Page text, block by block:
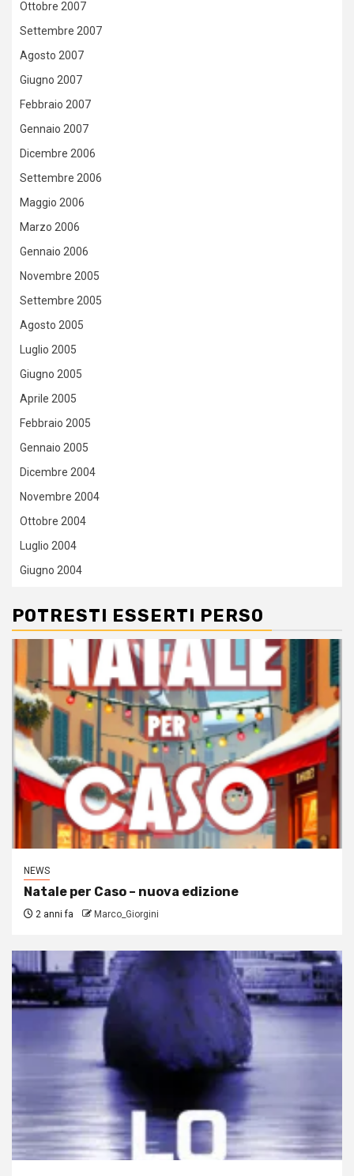
Ottobre 2007
Settembre 2007
Agosto 2007
Giugno 2007
Febbraio 2007
Gennaio 2007
Dicembre 2006
Settembre 2006
Maggio 2006
Marzo 2006
Gennaio 2006
Novembre 2005
Settembre 2005
Agosto 2005
Luglio 2005
Giugno 2005
Aprile 2005
Febbraio 2005
Gennaio 2005
Dicembre 2004
Novembre 2004
Ottobre 2004
Luglio 2004
Giugno 2004
POTRESTI ESSERTI PERSO
NEWS
Natale per Caso – nuova edizione
2 anni fa Marco_Giorgini